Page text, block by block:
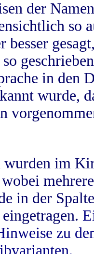
der
so
besser
so
in
wurde,
wurden im
in der
zu